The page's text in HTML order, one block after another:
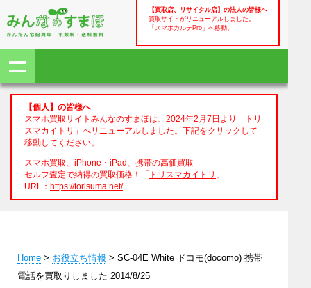
【買取店、リサイクル店】の法人の皆様へ
買取サイトがリニューアルしました。
「スマホカルテPro」 へ移動。
【個人】の皆様へ
スマホ買取サイトみんなのすまほは、2024年2月7日より「トリ
スマカイトリ」へリニューアルしました。下記をクリックして
移動してください。
スマホ買取、iPhone・iPad、携帯の高価買取
セルフ査定で納得の買取価格！「 トリスマカイトリ 」
URL： https://torisuma.net/
Home > お役立ち情報 > SC-04E White ドコモ(docomo) 携帯
電話を買取りしました 2014/8/25